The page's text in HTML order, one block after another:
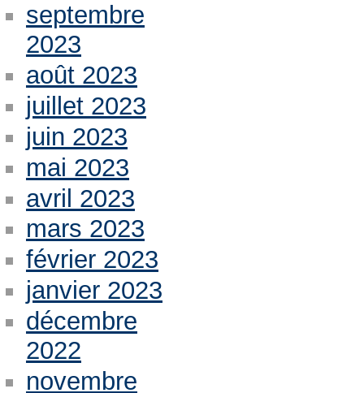
septembre
2023
août 2023
juillet 2023
juin 2023
mai 2023
avril 2023
mars 2023
février 2023
janvier 2023
décembre
2022
novembre